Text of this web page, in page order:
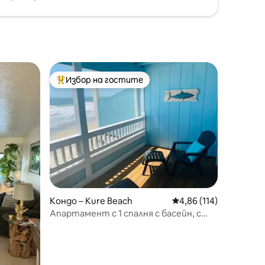
Най-популярен избор на гостите
Избор на гостите
Кондо – Kure Beach Средна оценка: 4,86
4,86 (114)
Апартамент с 1 спалня с басейн, с